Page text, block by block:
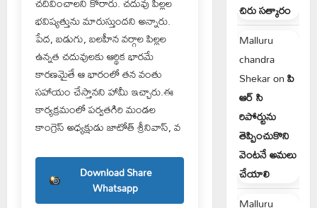
భవిష్యత్తును మారుస్తుందని అన్నారు.
పేద, బడుగు, బలహీన వర్గాల పిల్లల
ఉన్నత చదువులకు ఆర్థిక భారమే
కారణమైతే ఆ భారంలో తన వంతు
సహాయం చేస్తానని హామీ ఇచ్చారు.ఈ
కార్యక్రమంలో పర్వతగిరి మండల
కాంగ్రెస్ అధ్యక్షుడు జాటోత్ శ్రీనివాస్, వ
Download Share
Whatsapp
చిరు సత్కారం
Malluru
chandra
Shekaronపి
ఆర్ సి
రిపోర్టును
తెప్పించుకొని
వెంటనే అమలు
చేయాలి
Malluru